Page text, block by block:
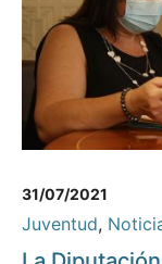
31/07/2021
Juventud,